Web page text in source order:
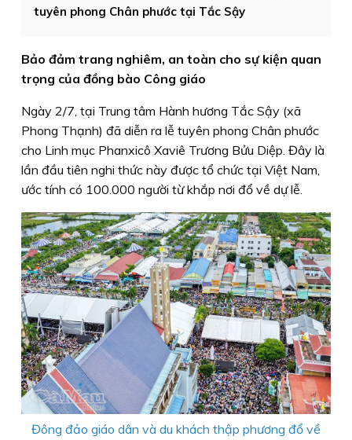
tuyên phong Chân phước tại Tắc Sậy
Bảo đảm trang nghiêm, an toàn cho sự kiện quan
trọng của đồng bào Công giáo
Ngày 2/7, tại Trung tâm Hành hương Tắc Sậy (xã
Phong Thạnh) đã diễn ra lễ tuyên phong Chân phước
cho Linh mục Phanxicô Xaviê Trương Bửu Diệp. Đây là
lần đầu tiên nghi thức này được tổ chức tại Việt Nam,
ước tính có 100.000 người từ khắp nơi đổ về dự lễ.
Đông đảo giáo dân và du khách thập phương đổ về